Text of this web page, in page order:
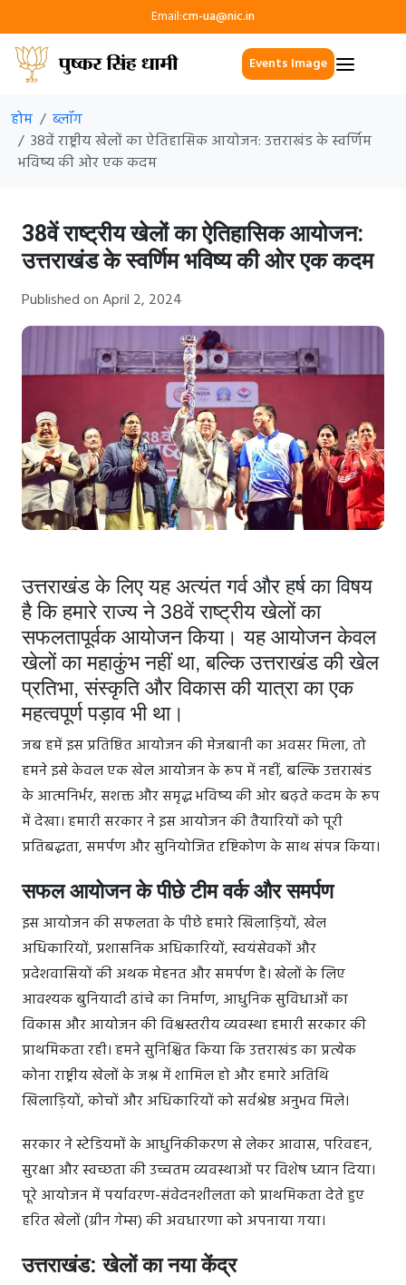
Email:cm-ua@nic.in
Events Image
होम
ब्लॉग
38वें राष्ट्रीय खेलों का ऐतिहासिक आयोजन: उत्तराखंड के स्वर्णिम
भविष्य की ओर एक कदम
38वें राष्ट्रीय खेलों का ऐतिहासिक आयोजन:
उत्तराखंड के स्वर्णिम भविष्य की ओर एक कदम
Published on April 2, 2024
उत्तराखंड के लिए यह अत्यंत गर्व और हर्ष का विषय
है कि हमारे राज्य ने 38वें राष्ट्रीय खेलों का
सफलतापूर्वक आयोजन किया। यह आयोजन केवल
खेलों का महाकुंभ नहीं था, बल्कि उत्तराखंड की खेल
प्रतिभा, संस्कृति और विकास की यात्रा का एक
महत्वपूर्ण पड़ाव भी था।
जब हमें इस प्रतिष्ठित आयोजन की मेजबानी का अवसर मिला, तो
हमने इसे केवल एक खेल आयोजन के रूप में नहीं, बल्कि उत्तराखंड
के आत्मनिर्भर, सशक्त और समृद्ध भविष्य की ओर बढ़ते कदम के रूप
में देखा। हमारी सरकार ने इस आयोजन की तैयारियों को पूरी
प्रतिबद्धता, समर्पण और सुनियोजित दृष्टिकोण के साथ संपन्न किया।
सफल आयोजन के पीछे टीम वर्क और समर्पण
इस आयोजन की सफलता के पीछे हमारे खिलाड़ियों, खेल
अधिकारियों, प्रशासनिक अधिकारियों, स्वयंसेवकों और
प्रदेशवासियों की अथक मेहनत और समर्पण है। खेलों के लिए
आवश्यक बुनियादी ढांचे का निर्माण, आधुनिक सुविधाओं का
विकास और आयोजन की विश्वस्तरीय व्यवस्था हमारी सरकार की
प्राथमिकता रही। हमने सुनिश्चित किया कि उत्तराखंड का प्रत्येक
कोना राष्ट्रीय खेलों के जश्न में शामिल हो और हमारे अतिथि
खिलाड़ियों, कोचों और अधिकारियों को सर्वश्रेष्ठ अनुभव मिले।
सरकार ने स्टेडियमों के आधुनिकीकरण से लेकर आवास, परिवहन,
सुरक्षा और स्वच्छता की उच्चतम व्यवस्थाओं पर विशेष ध्यान दिया।
पूरे आयोजन में पर्यावरण-संवेदनशीलता को प्राथमिकता देते हुए
हरित खेलों (ग्रीन गेम्स) की अवधारणा को अपनाया गया।
उत्तराखंड: खेलों का नया केंद्र